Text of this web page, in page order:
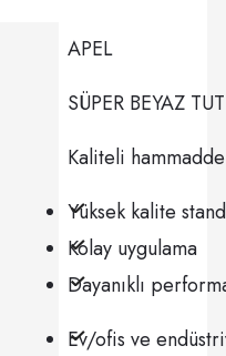
APEL
SÜPER BEYAZ
Kaliteli
Yüksek kalite
Kolay uygulama
Dayanıklı
Ev/ofis ve